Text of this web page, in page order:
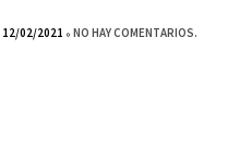
12/02/2021 NO HAY COMENTARIOS.